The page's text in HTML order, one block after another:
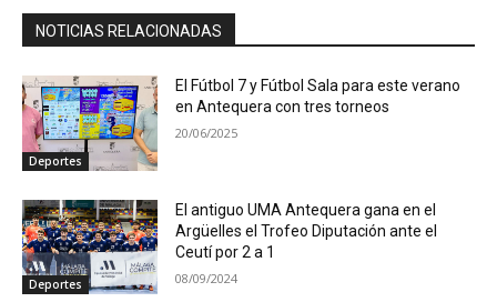
NOTICIAS RELACIONADAS
Deportes
El Fútbol 7 y Fútbol Sala para este verano
en Antequera con tres torneos
20/06/2025
Deportes
El antiguo UMA Antequera gana en el
Argüelles el Trofeo Diputación ante el
Ceutí por 2 a 1
08/09/2024